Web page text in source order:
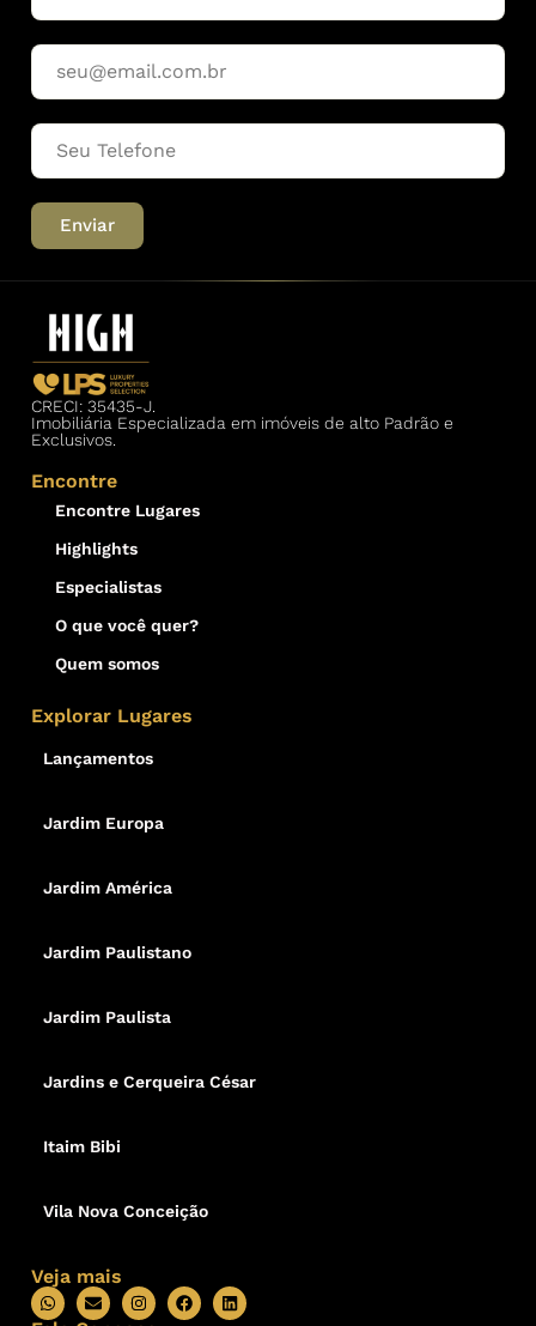
Enviar
CRECI: 35435-J.
Imobiliária Especializada em imóveis de alto Padrão e
Exclusivos.
Encontre
Encontre Lugares
Highlights
Especialistas
O que você quer?
Quem somos
Explorar Lugares
Lançamentos
Jardim Europa
Jardim América
Jardim Paulistano
Jardim Paulista
Jardins e Cerqueira César
Itaim Bibi
Vila Nova Conceição
Veja mais